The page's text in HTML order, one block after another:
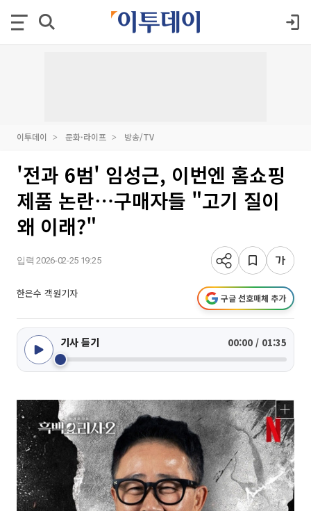
이투데이 문화·라이프 방송/TV
'전과 6범' 임성근, 이번엔 홈쇼핑
제품 논란⋯구매자들 "고기 질이
왜 이래?"
입력 2026-02-25 19:25
한은수 객원기자 구글 선호매체 추가
기사 듣기 00:00 / 01:35